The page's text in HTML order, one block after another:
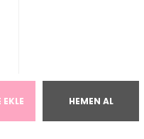
EKLE HEMEN AL